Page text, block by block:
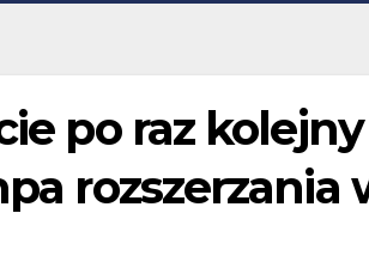
po raz
rozszerzania